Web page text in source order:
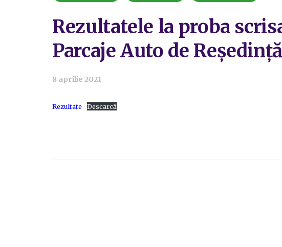
Rezultatele la proba
Parcaje Auto de Reședință
8 aprilie 2021
Rezultate Descarcă